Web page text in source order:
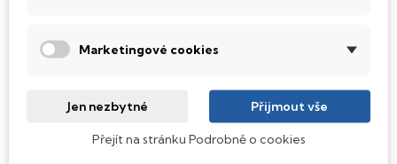
Podsvícená klávesnice
Integrovaný systém úsporných LED diod osvítí jednotlivé
klávesy tak, aby byly krásně čitelné i během temné noci,
stále však decentně, aby nikterak nedráždily Váš zrak.
Marketingové cookies
Jen nezbytné Přijmout vše
Přejít na stránku Podrobně o cookies